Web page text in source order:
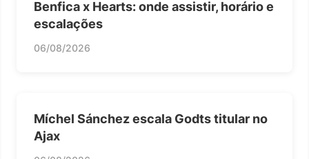
Benfica x Hearts: onde assistir, horário e
escalações
06/08/2026
Míchel Sánchez escala Godts titular no
Ajax